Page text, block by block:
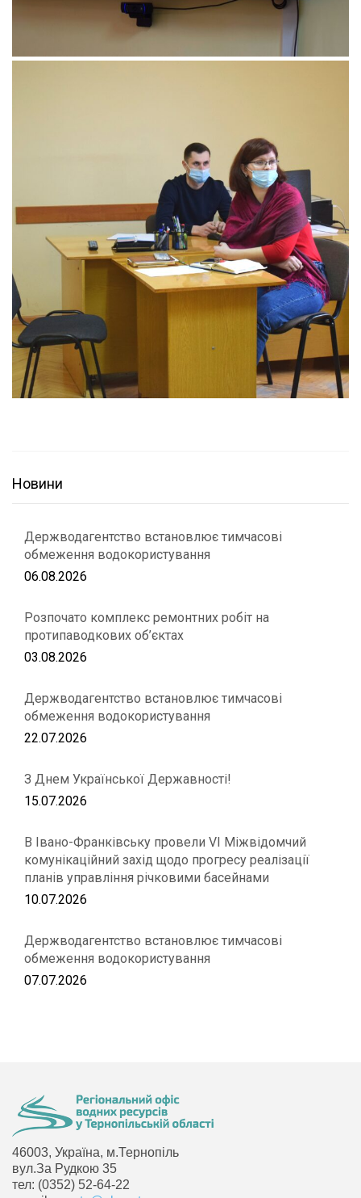
Новини
Держводагентство встановлює тимчасові
обмеження водокористування
06.08.2026
Розпочато комплекс ремонтних робіт на
протипаводкових об’єктах
03.08.2026
Держводагентство встановлює тимчасові
обмеження водокористування
22.07.2026
З Днем Української Державності!
15.07.2026
В Івано-Франківську провели VІ Міжвідомчий
комунікаційний захід щодо прогресу реалізації
планів управління річковими басейнами
10.07.2026
Держводагентство встановлює тимчасові
обмеження водокористування
07.07.2026
46003, Україна, м.Тернопіль
вул.За Рудкою 35
тел: (0352) 52-64-22